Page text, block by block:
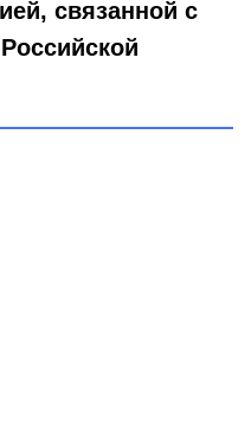
связанной с